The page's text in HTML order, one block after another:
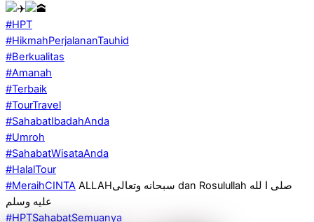
#HPT
#HikmahPerjalananTauhid
#Berkualitas
#Amanah
#Terbaik
#TourTravel
#SahabatIbadahAnda
#Umroh
#SahabatWisataAnda
#HalalTour
#MeraihCINTA ALLAHسبحانه وتعالى dan Rosulullah صلى ا لله
عليه وسلم
#HPTSahabatSemuanya